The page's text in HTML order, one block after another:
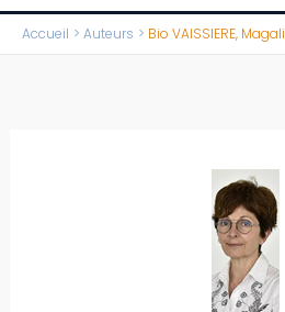
Accueil Auteurs Bio VAISSIERE, Magali